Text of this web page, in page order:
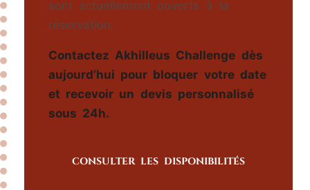
sont actuellement ouverts à la
réservation.
Contactez Akhilleus Challenge dès
aujourd’hui pour bloquer votre date
et recevoir un devis personnalisé
sous 24h.
CONSULTER LES DISPONIBILITÉS